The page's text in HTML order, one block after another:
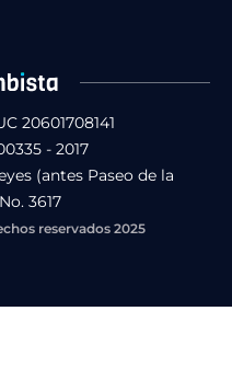
20601708141
- 2017
(antes Paseo de la
3617
reservados 2025